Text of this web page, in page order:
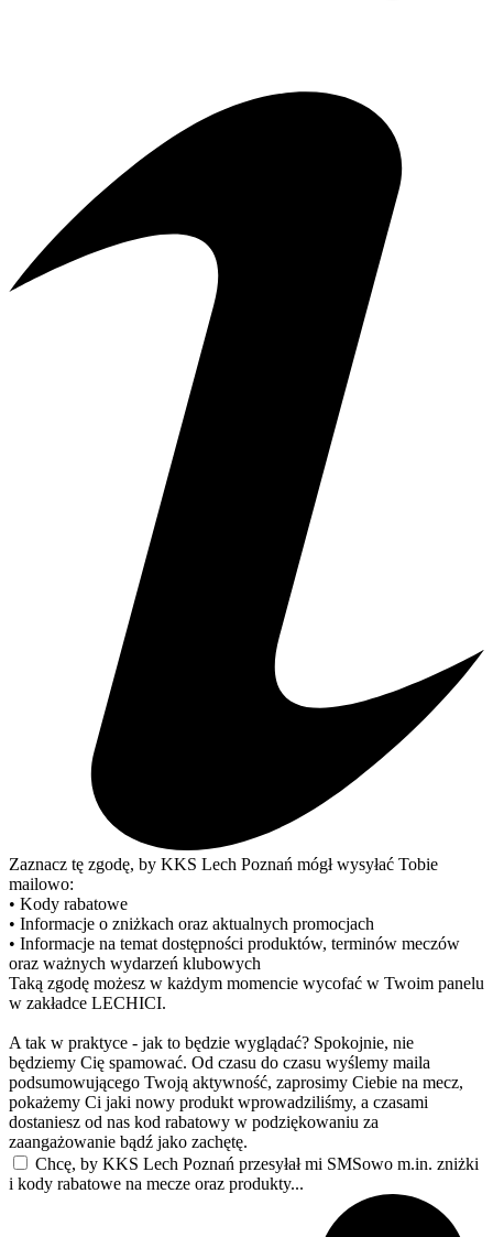
Zaznacz tę zgodę, by KKS Lech Poznań mógł wysyłać Tobie
mailowo:
• Kody rabatowe
• Informacje o zniżkach oraz aktualnych promocjach
• Informacje na temat dostępności produktów, terminów meczów
oraz ważnych wydarzeń klubowych
Taką zgodę możesz w każdym momencie wycofać w Twoim panelu
w zakładce LECHICI.
A tak w praktyce - jak to będzie wyglądać? Spokojnie, nie
będziemy Cię spamować. Od czasu do czasu wyślemy maila
podsumowującego Twoją aktywność, zaprosimy Ciebie na mecz,
pokażemy Ci jaki nowy produkt wprowadziliśmy, a czasami
dostaniesz od nas kod rabatowy w podziękowaniu za
zaangażowanie bądź jako zachętę.
Chcę, by KKS Lech Poznań przesyłał mi SMSowo m.in. zniżki
i kody rabatowe na mecze oraz produkty...